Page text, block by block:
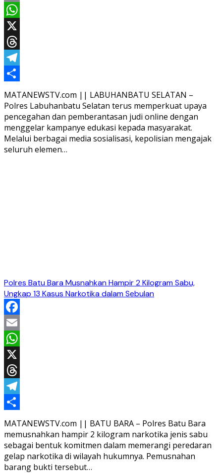
Email
WhatsApp
X
Threads
Telegram
Share
MATANEWSTV.com || LABUHANBATU SELATAN –
Polres Labuhanbatu Selatan terus memperkuat upaya
pencegahan dan pemberantasan judi online dengan
menggelar kampanye edukasi kepada masyarakat.
Melalui berbagai media sosialisasi, kepolisian mengajak
seluruh elemen…
Polres Batu Bara Musnahkan Hampir 2 Kilogram Sabu,
Ungkap 13 Kasus Narkotika dalam Sebulan
Facebook
Email
WhatsApp
X
Threads
Telegram
Share
MATANEWSTV.com || BATU BARA – Polres Batu Bara
memusnahkan hampir 2 kilogram narkotika jenis sabu
sebagai bentuk komitmen dalam memerangi peredaran
gelap narkotika di wilayah hukumnya. Pemusnahan
barang bukti tersebut…